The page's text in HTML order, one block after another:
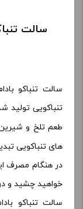
سالت تنباکو
تنباکویی تولید
طعم تلخ و
های تنباکویی
در هنگام مصرف
خواهید چشید و در
سالت تنباکو